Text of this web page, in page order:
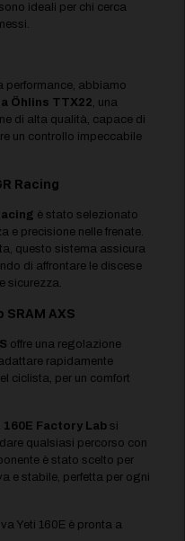
ideali per chi cerca
performance, abbiamo
Öhlins TTX22, una
di alta qualità, capace di
un controllo impeccabile
Racing
è stato selezionato
e precisione nelle frenate.
questo sistema assicura
di affrontare le discese
sicurezza.
AXS
offre una regolazione
rapidamente
ciclista, per un comfort
160E Factory Labsi
qualsiasi percorso con
è stato scelto per
e stabile, perfetta per ogni
Yeti 160E è pronta a